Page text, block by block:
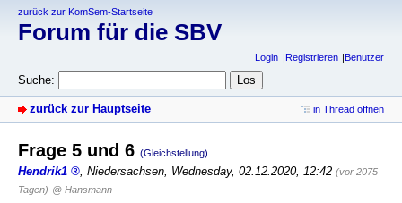
zurück zur KomSem-Startseite
Forum für die SBV
Login Registrieren Benutzer
Suche:
zurück zur Hauptseite in Thread öffnen
Frage 5 und 6 (Gleichstellung)
Hendrik1 , Niedersachsen, Wednesday, 02.12.2020, 12:42 (vor 2075
Tagen) @ Hansmann